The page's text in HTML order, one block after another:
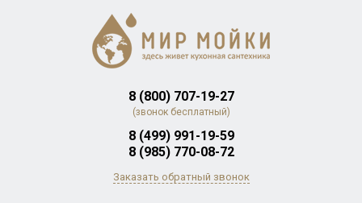
8 (800) 707-19-27
(звонок бесплатный)
8 (499) 991-19-59
8 (985) 770-08-72
Заказать обратный звонок